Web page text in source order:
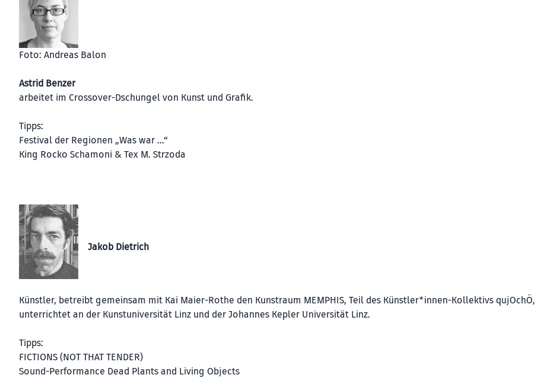
Foto: Andreas Balon
Astrid Benzer
arbeitet im Crossover-Dschungel von Kunst und Grafik.
Tipps:
Festival der Regionen „Was war …“
King Rocko Schamoni & Tex M. Strzoda
Jakob Dietrich
Künstler, betreibt gemeinsam mit Kai Maier-Rothe den Kunstraum MEMPHIS, Teil des Künstler*innen-Kollektivs qujOchÖ,
unterrichtet an der Kunstuniversität Linz und der Johannes Kepler Universität Linz.
Tipps:
FICTIONS (NOT THAT TENDER)
Sound-Performance Dead Plants and Living Objects